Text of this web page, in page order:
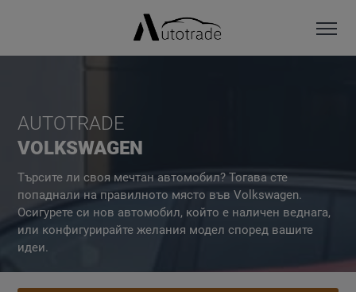
AUTOTRADE
VOLKSWAGEN
Търсите ли своя мечтан автомобил? Тогава сте
попаднали на правилното място във Volkswagen.
Осигурете си нов автомобил, който е наличен веднага,
или конфигурирайте желания модел според вашите
идеи.